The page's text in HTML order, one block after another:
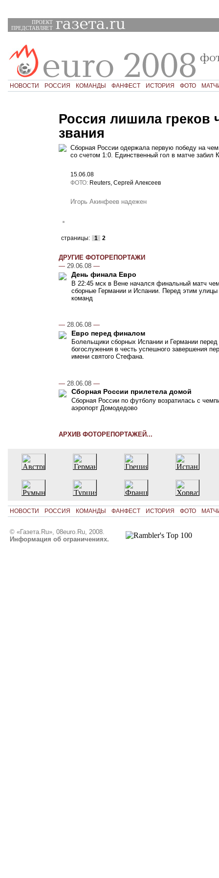
ПРОЕКТ
ПРЕДСТАВЛЯЕТ
НОВОСТИ РОССИЯ КОМАНДЫ ФАНФЕСТ ИСТОРИЯ ФОТО
Россия лишила греков
звания
Сборная России одержала первую победу на
со счетом 1:0. Единственный гол в матче забил
15.06.08
ФОТО: Reuters, Сергей Алексеев
Игорь Акинфеев надежен
страницы: 1 2
ДРУГИЕ ФОТОРЕПОРТАЖИ
—29.06.08 —
День финала Евро
В 22:45 мск в Вене начался финальный матч
сборные Германии и Испании. Перед этим
команд
—28.06.08 —
Евро перед финалом
Болельщики сборных Испании и Германии
богослужения в честь успешного завершения
имени святого Стефана.
— 28.06.08 —
Сборная России прилетела домой
Сборная России по футболу возратилась с
аэропорт Домодедово
АРХИВ ФОТОРЕПОРТАЖЕЙ...
НОВОСТИ РОССИЯ КОМАНДЫ ФАНФЕСТ ИСТОРИЯ ФОТО
© «Газета.Ru», 08euro.Ru, 2008.
Информация об ограничениях.